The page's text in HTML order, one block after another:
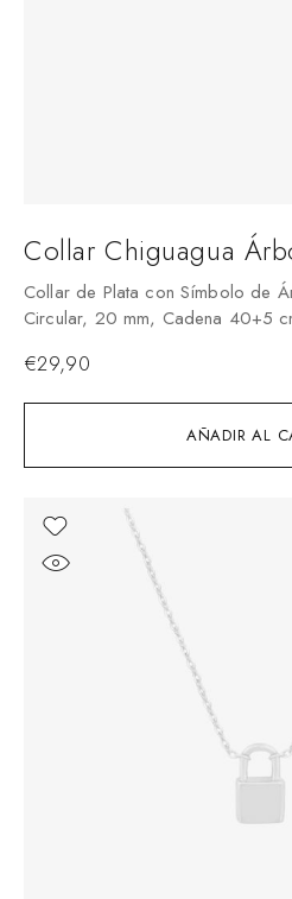
AÑADIR AL
Collar Chiguagua
Collar de Plata con Símbolo de
Circular, 20 mm, Cadena 40+5
€29,90